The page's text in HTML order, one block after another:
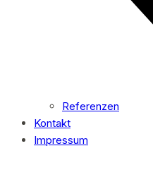
Referenzen
Kontakt
Impressum